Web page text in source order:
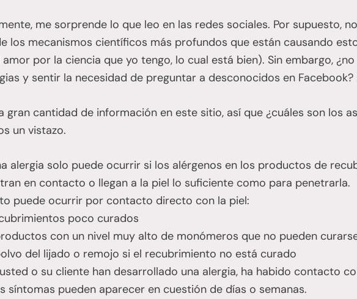
me sorprende lo que leo en las redes sociales. Por supuesto,
los mecanismos científicos más profundos que están causando
por la ciencia que yo tengo, lo cual está bien). Sin embargo,
y sentir la necesidad de preguntar a desconocidos en Facebook?
gran cantidad de información en este sitio, así que ¿cuáles son los
un vistazo.
alergia solo puede ocurrir si los alérgenos en los productos de
en contacto o llegan a la piel lo suficiente como para penetrarla.
puede ocurrir por contacto directo con la piel:
poco curados
con un nivel muy alto de monómeros que no pueden
del lijado o remojo si el recubrimiento no está curado
o su cliente han desarrollado una alergia, ha habido contacto
síntomas pueden aparecer en cuestión de días o semanas.